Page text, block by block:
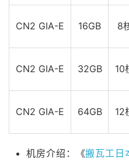
CN2 GIA-E 16GB 8
CN2 GIA-E 32GB 10
CN2 GIA-E 64GB 12
机房介绍：《搬瓦工日